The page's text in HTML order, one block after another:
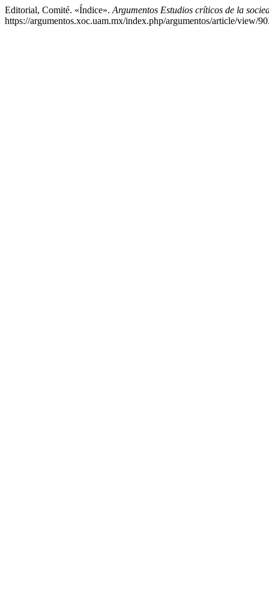
Editorial, Comité. «Índice». Argumentos Estudios críticos de la
https://argumentos.xoc.uam.mx/index.php/argumentos/article/view/